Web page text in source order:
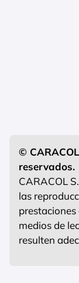
©
reservados.
CARACOL
las
prestaciones
medios de
resulten